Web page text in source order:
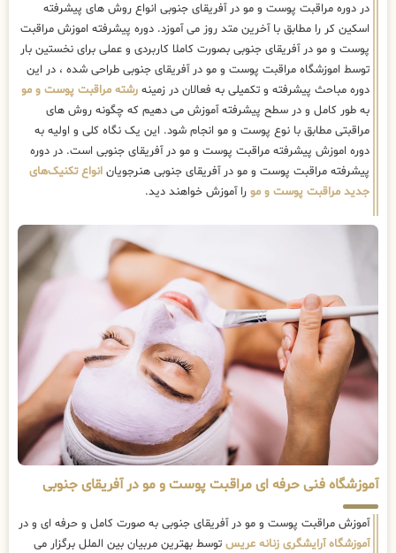
در دوره مراقبت پوست و مو در آفریقای جنوبی انواع روش های پیشرفته
اسکین کر را مطابق با آخرین متد روز می آموزد. دوره پیشرفته اموزش مراقبت
پوست و مو در آفریقای جنوبی بصورت کاملا کاربردی و عملی برای نخستین بار
توسط اموزشگاه مراقبت پوست و مو در آفریقای جنوبی طراحی شده ، در این
دوره مباحث پیشرفته و تکمیلی به فعالان در زمینه رشته مراقبت پوست و مو
به طور کامل و در سطح پیشرفته آموزش می دهیم که چگونه روش های
مراقبتی مطابق با نوع پوست و مو انجام شود. این یک نگاه کلی و اولیه به
دوره اموزش پیشرفته مراقبت پوست و مو در آفریقای جنوبی است. در دوره
پیشرفته مراقبت پوست و مو در آفریقای جنوبی هنرجویان انواع تکنیک‌های
جدید مراقبت پوست و مو را آموزش خواهند دید.
آموزشگاه فنی حرفه ای مراقبت پوست و مو در آفریقای جنوبی
آموزش مراقبت پوست و مو در آفریقای جنوبی به صورت کامل و حرفه ای و در
آموزشگاه آرایشگری زنانه عریس توسط بهترین مربیان بین الملل برگزار می